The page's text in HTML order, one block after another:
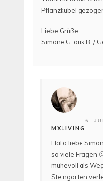
Pflanzkübel
Liebe Grüße,
Simone G. aus B. /
MXLIVING
6.
Hallo liebe
so viele Fragen
mühevoll als
Steingarten